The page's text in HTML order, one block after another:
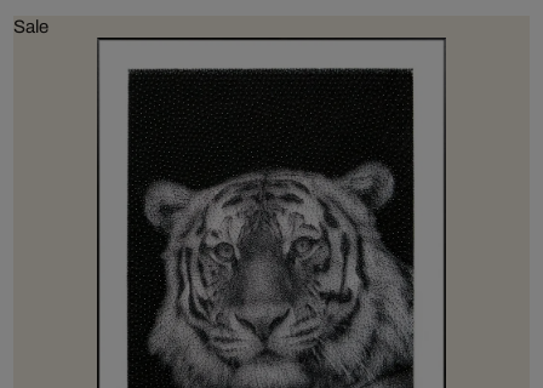
Sale